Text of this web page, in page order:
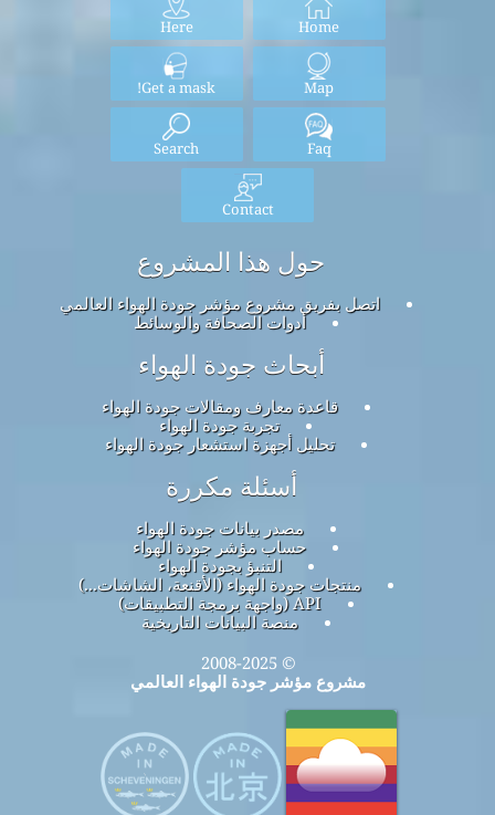
Home
Here
Map
Get a mask!
Faq
Search
Contact
حول هذا المشروع
اتصل بفريق مشروع مؤشر جودة الهواء العالمي
أدوات الصحافة والوسائط
أبحاث جودة الهواء
قاعدة معارف ومقالات جودة الهواء
تجربة جودة الهواء
تحليل أجهزة استشعار جودة الهواء
أسئلة مكررة
مصدر بيانات جودة الهواء
حساب مؤشر جودة الهواء
التنبؤ بجودة الهواء
منتجات جودة الهواء (الأقنعة، الشاشات...)
API (واجهة برمجة التطبيقات)
منصة البيانات التاريخية
© 2008-2025
مشروع مؤشر جودة الهواء العالمي